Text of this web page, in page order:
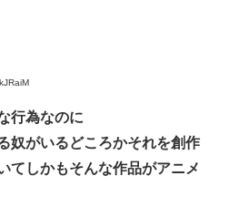
行為なのに
奴がいるどころかそれを創作
てしかもそんな作品がアニメ